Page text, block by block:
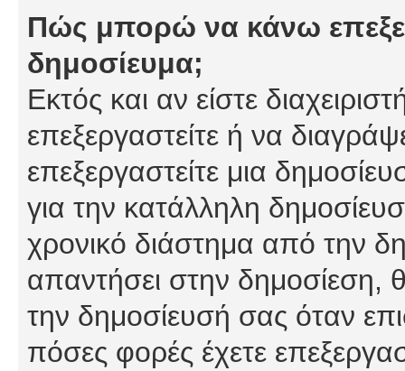
Πώς μπορώ να κάνω
δημοσίευμα;
Εκτός και αν είστε
επεξεργαστείτε ή να
επεξεργαστείτε μια
για την κατάλληλη
χρονικό διάστημα από την
απαντήσει στην δημοσίεση,
την δημοσίευσή σας όταν
πόσες φορές έχετε